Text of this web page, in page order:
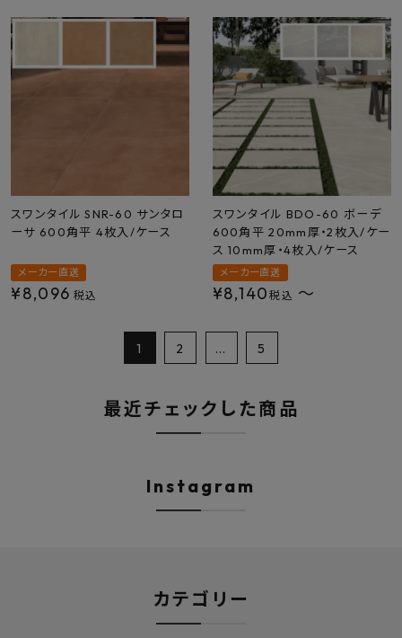
スワンタイル SNR-60 サンタロ
ーサ 600角平 4枚入/ケース
メーカー直送
¥8,096 税込
スワンタイル BDO-60 ボーデ
600角平 20mm厚・2枚入/ケー
ス 10mm厚・4枚入/ケース
メーカー直送
¥8,140税込 〜
1 2 … 5
最近チェックした商品
Instagram
カテゴリー